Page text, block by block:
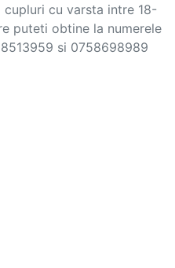
cupluri cu varsta intre 18-
puteti obtine la numerele